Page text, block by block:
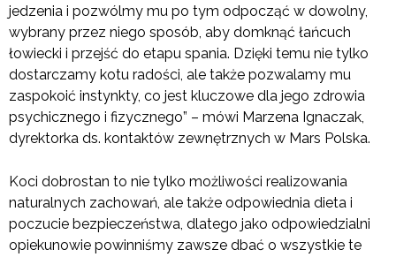
jedzenia i pozwólmy mu po tym odpocząć w dowolny,
wybrany przez niego sposób, aby domknąć łańcuch
łowiecki i przejść do etapu spania. Dzięki temu nie tylko
dostarczamy kotu radości, ale także pozwalamy mu
zaspokoić instynkty, co jest kluczowe dla jego zdrowia
psychicznego i fizycznego” – mówi Marzena Ignaczak,
dyrektorka ds. kontaktów zewnętrznych w Mars Polska.
Koci dobrostan to nie tylko możliwości realizowania
naturalnych zachowań, ale także odpowiednia dieta i
poczucie bezpieczeństwa, dlatego jako odpowiedzialni
opiekunowie powinniśmy zawsze dbać o wszystkie te